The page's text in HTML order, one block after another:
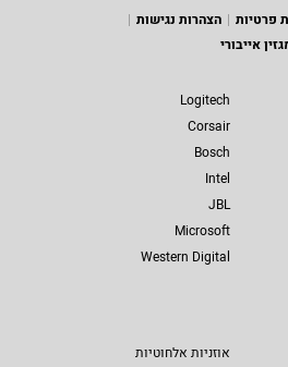
פרטיות
הצהרות נגישות
אייבורי
Logitech
Corsair
Bosch
Intel
JBL
Microsoft
Western Digital
אוזניות אלחוטיות